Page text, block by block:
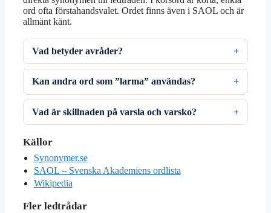
ord ofta förstahandsvalet. Ordet finns även i SAOL och är
allmänt känt.
Vad betyder avråder?
Kan andra ord som ”larma” användas?
Vad är skillnaden på varsla och varsko?
Källor
Synonymer.se
SAOL – Svenska Akademiens ordlista
Wikipedia
Fler ledtrådar